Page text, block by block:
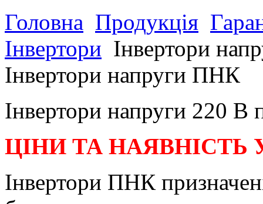
Головна Продукція
Інвертори Інвертори
Інвертори напруги ПНК
Інвертори напруги 220
ЦІНИ ТА
Інвертори ПНК